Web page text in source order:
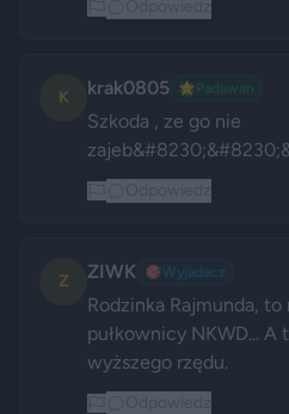
K krak0805 🌟 Padawan
Szkoda , ze go nie
Z ZIWK 🎯Wyjadacz
Rodzinka Rajmunda, to
pułkownicy NKWD... A
wyższego rzędu.